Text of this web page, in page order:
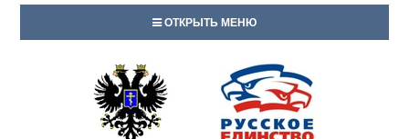
ОТКРЫТЬ МЕНЮ